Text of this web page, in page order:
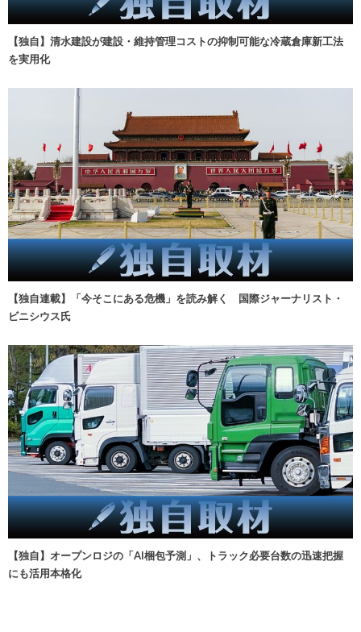
【独自】清水建設が建設・維持管理コストの抑制可能な冷蔵倉庫新工法
を実用化
【独自連載】「今そこにある危機」を読み解く 国際ジャーナリスト・
ビニシウス氏
【独自】オープンロジの「AI梱包予測」、トラック必要台数の迅速把握
にも活用本格化